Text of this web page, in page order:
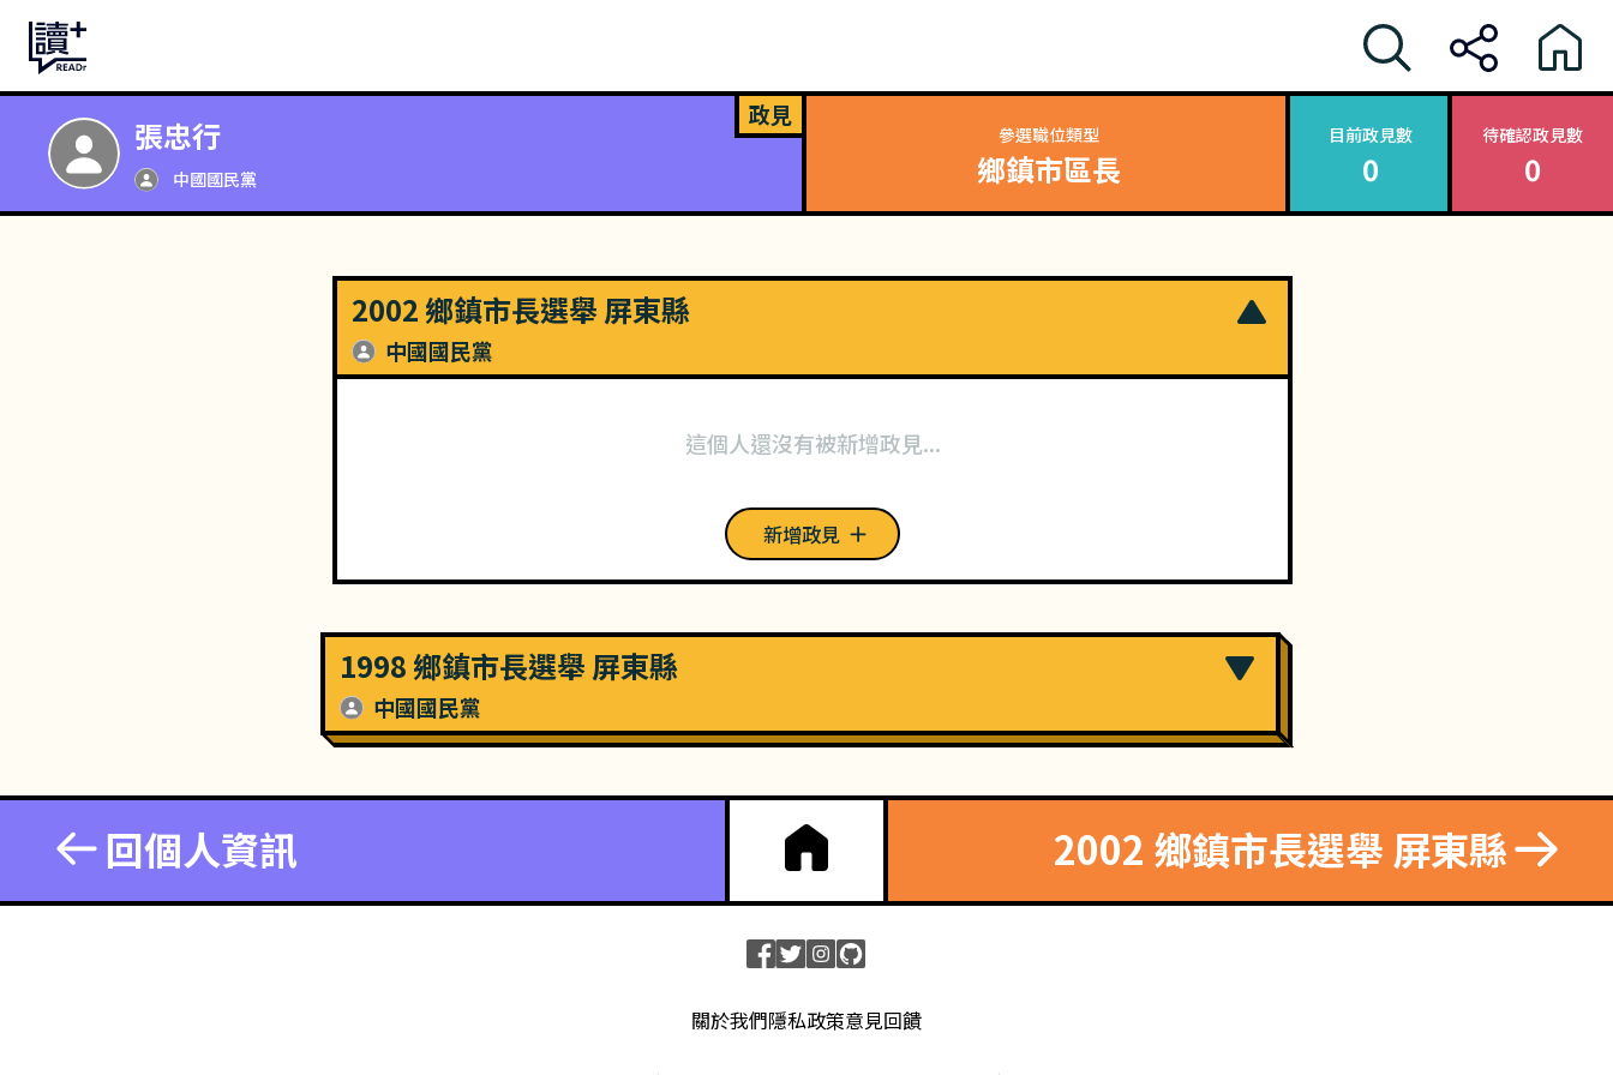
張忠行
中國國民黨
政見
參選職位類型
鄉鎮市區長
目前政見數
0
待確認政見數
0
2002 鄉鎮市長選舉 屏東縣
中國國民黨
這個人還沒有被新增政見...
新增政見
1998 鄉鎮市長選舉 屏東縣
中國國民黨
回個人資訊 2002 鄉鎮市長選舉 屏東縣
關於我們隱私政策意見回饋